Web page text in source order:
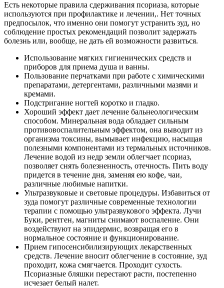
Есть некоторые правила сдерживания псориаза, которые
используются при профилактике и лечении,. Нет точных
предпосылок, что именно они помогут устранить зуд, но
соблюдение простых рекомендаций позволит задержать
болезнь или, вообще, не дать ей возможности развиться.
Использование мягких гигиенических средств и
приборов для приема душа и ванны.
Пользование перчатками при работе с химическими
препаратами, детергентами, различными мазями и
кремами.
Подстригание ногтей коротко и гладко.
Хороший эффект дает лечение бальнеологическим
способом. Минеральная вода обладает сильным
противовоспалительным эффектом, она выводит из
организма токсины, вымывает инфекцию, насыщая
полезными компонентами из термальных источников.
Лечение водой из недр земли облегчает псориаз,
позволяет снять болезненность, отечность. Пить воду
придется в течение дня, заменяя ею кофе, чаи,
различные любимые напитки.
Ультразвуковые и световые процедуры. Избавиться от
зуда помогут различные современные технологии
терапии с помощью ультразвукового эффекта. Лучи
Буки, рентген, магниты снимают воспаление. Они
воздействуют на эпидермис, возвращая его в
нормальное состояние и функционирование.
Прием гипосенсибилизирующих лекарственных
средств. Лечение вносит облегчение в состояние, зуд
проходит, кожа смягчается. Проходит сухость.
Псориазные бляшки перестают расти, постепенно
исчезает белый налет.